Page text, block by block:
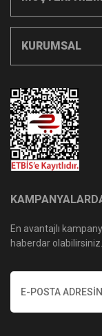
KURUMSAL
En avantajlı
haberdar olabilirsiniz.